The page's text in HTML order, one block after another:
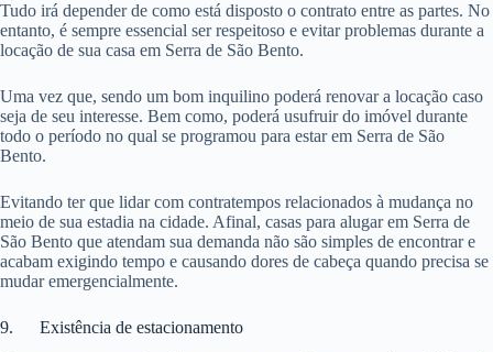
Tudo irá depender de como está disposto o contrato entre as partes. No
entanto, é sempre essencial ser respeitoso e evitar problemas durante a
locação de sua casa em Serra de São Bento.
Uma vez que, sendo um bom inquilino poderá renovar a locação caso
seja de seu interesse. Bem como, poderá usufruir do imóvel durante
todo o período no qual se programou para estar em Serra de São
Bento.
Evitando ter que lidar com contratempos relacionados à mudança no
meio de sua estadia na cidade. Afinal, casas para alugar em Serra de
São Bento que atendam sua demanda não são simples de encontrar e
acabam exigindo tempo e causando dores de cabeça quando precisa se
mudar emergencialmente.
9. Existência de estacionamento